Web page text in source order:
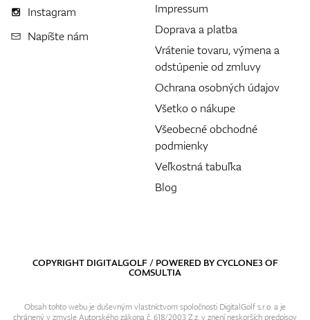
Instagram
Napíšte nám
Impressum
Doprava a platba
Vrátenie tovaru, výmena a
odstúpenie od zmluvy
Ochrana osobných údajov
Všetko o nákupe
Všeobecné obchodné
podmienky
Veľkostná tabuľka
Blog
COPYRIGHT DIGITALGOLF / POWERED BYCYCLONE3OF
COMSULTIA
Obsah tohto webu je duševným vlastníctvom spoločnosti DigitalGolf s.r.o. a je
chránený v zmysle Autorského zákona č. 618/2003 Z.z. v znení neskorších predpisov